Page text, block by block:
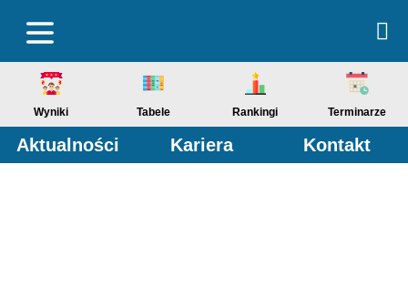
Wyniki Tabele Rankingi Terminarze
Aktualności Kariera Kontakt